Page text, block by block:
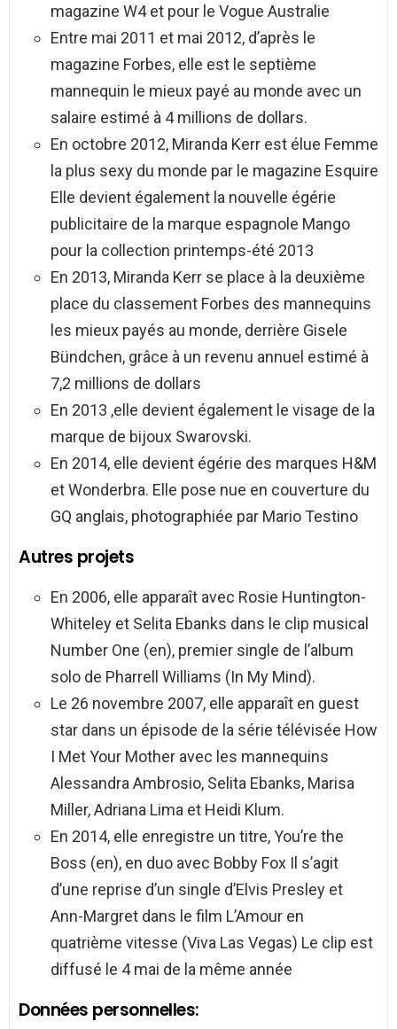
magazine W4 et pour le Vogue Australie
Entre mai 2011 et mai 2012, d’après le
magazine Forbes, elle est le septième
mannequin le mieux payé au monde avec un
salaire estimé à 4 millions de dollars.
En octobre 2012, Miranda Kerr est élue Femme
la plus sexy du monde par le magazine Esquire
Elle devient également la nouvelle égérie
publicitaire de la marque espagnole Mango
pour la collection printemps-été 2013
En 2013, Miranda Kerr se place à la deuxième
place du classement Forbes des mannequins
les mieux payés au monde, derrière Gisele
Bündchen, grâce à un revenu annuel estimé à
7,2 millions de dollars
En 2013 ,elle devient également le visage de la
marque de bijoux Swarovski.
En 2014, elle devient égérie des marques H&M
et Wonderbra. Elle pose nue en couverture du
GQ anglais, photographiée par Mario Testino
Autres projets
En 2006, elle apparaît avec Rosie Huntington-
Whiteley et Selita Ebanks dans le clip musical
Number One (en), premier single de l’album
solo de Pharrell Williams (In My Mind).
Le 26 novembre 2007, elle apparaît en guest
star dans un épisode de la série télévisée How
I Met Your Mother avec les mannequins
Alessandra Ambrosio, Selita Ebanks, Marisa
Miller, Adriana Lima et Heidi Klum.
En 2014, elle enregistre un titre, You’re the
Boss (en), en duo avec Bobby Fox Il s’agit
d’une reprise d’un single d’Elvis Presley et
Ann-Margret dans le film L’Amour en
quatrième vitesse (Viva Las Vegas) Le clip est
diffusé le 4 mai de la même année
Données personnelles: